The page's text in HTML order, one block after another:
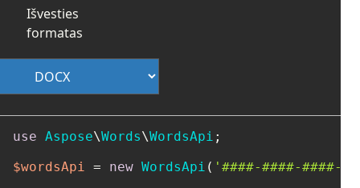
Išvesties
formatas
use Aspose\Words\WordsApi ;
$wordsApi = new WordsApi ( '####-####-####-